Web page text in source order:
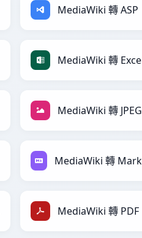
MediaWiki 轉 ASP
MediaWiki 轉
MediaWiki 轉 JPEG
MediaWiki 轉 PDF